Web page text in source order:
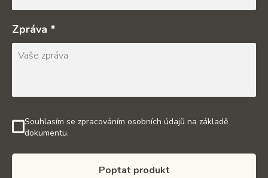
Zpráva *
Souhlasím se zpracováním osobních údajů na základě
dokumentu.
Poptat produkt